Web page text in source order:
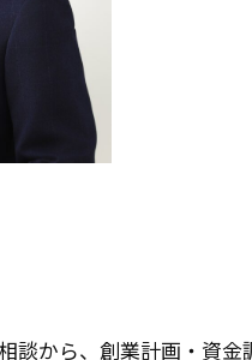
談から、創業計画・資